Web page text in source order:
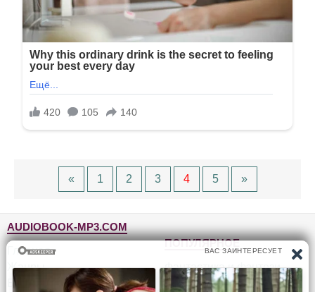
« 1 2 3 4 5 »
AUDIOBOOK-MP3.COM
Главная
Жанры
Блог
ПОПУЛЯРНОЕ
Фантастика и фэнтези
Детективы, триллеры